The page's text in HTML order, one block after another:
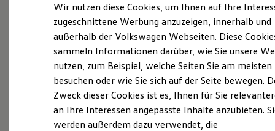
Elektroautos
ID. Tutorials
Elektrofahrzeugkonzepte
Reichweite
Reichweite der ID. Modelle
Reichweite im Winter
Laden
Laden unterwegs
Laden Zuhause
Probefahrt vereinbaren
Fahrzeugangebot anfordern
Wir nutzen diese Cookies, um Ihnen auf Ihre
zugeschnittene Werbung anzuzeigen, innerhalb und
außerhalb der Volkswagen Webseiten. Diese
sammeln Informationen darüber, wie Sie unsere
nutzen, zum Beispiel, welche Seiten Sie am meisten
besuchen oder wie Sie sich auf der Seite bewegen.
Zweck dieser Cookies ist es, Ihnen für Sie
an Ihre Interessen angepasste Inhalte anzubieten.
werden außerdem dazu verwendet, die